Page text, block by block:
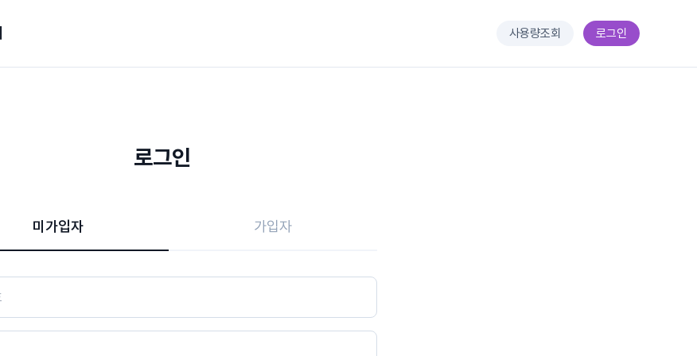
사용량조회 로그인
로그인
미가입자 가입자